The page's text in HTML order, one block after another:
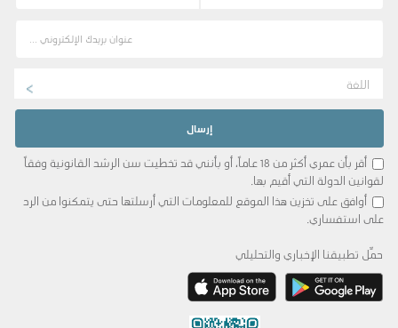
اللغة
أقر بأن عمري أكثر من 18 عاماً، أو بأنني قد تخطيت سن الرشد القانونية وفقاً
لقوانين الدولة التي أقيم بها.
أوافق على تخزين هذا الموقع للمعلومات التي أرسلتها حتى يتمكنوا من الرد
على استفساري.
حمِّل تطبيقنا الإخباري والتحليلي